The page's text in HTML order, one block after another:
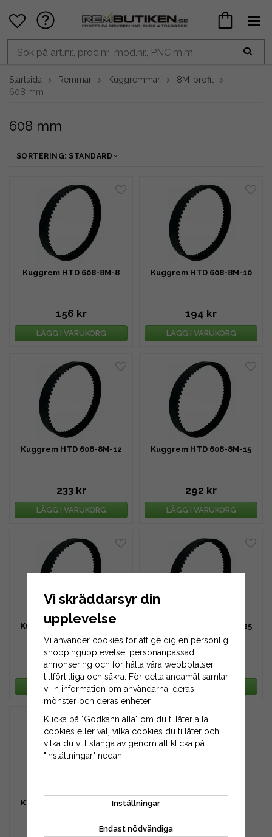
Startsida Remmar Kuggremmar
8M-profil
608 mm
608 mm
SORTERING: STANDARD
Kuggrem HTD 608-8M-8
156 kr
LÄGG I VARUKORG
Kuggrem HTD 608-8M-10
194 kr
LÄGG I VARUKORG
Kuggrem HTD 608-8M-12
233 kr
LÄGG I VARUKORG
Kuggrem HTD 608-8M-15
292 kr
LÄGG I VARUKORG
Kuggrem HTD 608-8M-20
389 kr
LÄGG I VARUKORG
Kuggrem HTD 608-8M-25
486 kr
LÄGG I VARUKORG
Kuggrem HTD 608-8M-30
Vi skräddarsyr din
upplevelse
Vi använder cookies för att ge dig en personlig
shoppingupplevelse, personanpassad
annonsering och för hålla våra webbplatser
tillförlitliga och säkra. För detta ändamål samlar
vi in information om användarna, deras
mönster och deras enheter.
Klicka på "Godkänn alla" om du tillåter alla
cookies eller välj vilka cookies du tillåter och
vilka du vill stänga av genom att klicka på
"Inställningar" nedan.
Inställningar
Endast nödvändiga